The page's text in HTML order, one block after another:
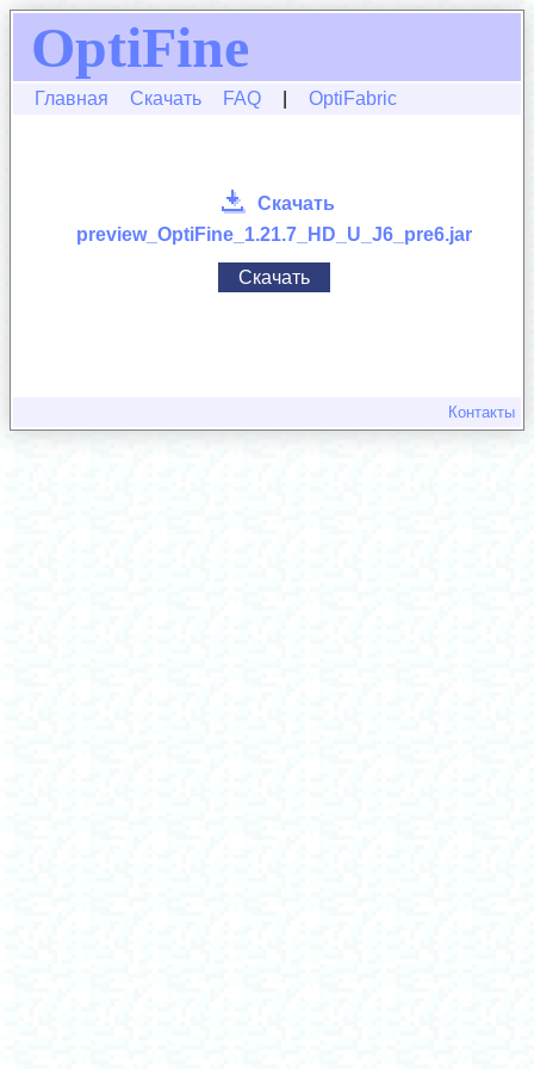
OptiFine
Главная Скачать FAQ OptiFabric
Скачать
preview_OptiFine_1.21.7_HD_U_J6_pre6.jar
Скачать
Контакты